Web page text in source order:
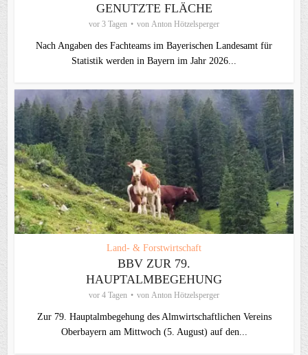
GENUTZTE FLÄCHE
vor 3 Tagen von Anton Hötzelsperger
Nach Angaben des Fachteams im Bayerischen Landesamt für
Statistik werden in Bayern im Jahr 2026...
Land- & Forstwirtschaft
BBV ZUR 79.
HAUPTALMBEGEHUNG
vor 4 Tagen von Anton Hötzelsperger
Zur 79. Hauptalmbegehung des Almwirtschaftlichen Vereins
Oberbayern am Mittwoch (5. August) auf den...